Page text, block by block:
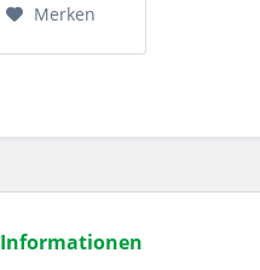
Merken
Informationen